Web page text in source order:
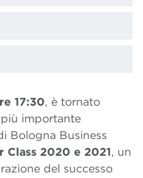
17:30, è tornato
importante
Bologna Business
Class 2020 e 2021, un
del successo